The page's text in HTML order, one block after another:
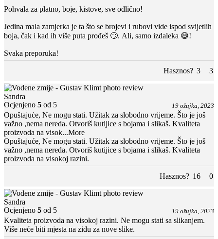
Pohvala za platno, boje, kistove, sve odlično!
Jedina mala zamjerka je ta što se brojevi i rubovi vide ispod svijetlih
boja, čak i kad ih više puta prođeš 🙄. Ali, samo izdaleka 😄!
Svaka preporuka!
Hasznos? 3 3
Sandra
Ocjenjeno 5 od 5 19 ožujka, 2023
Opuštajuće, Ne mogu stati. Užitak za slobodno vrijeme. Što je još
važno ,nema nereda. Otvoriš kutijice s bojama i slikaš. Kvaliteta
proizvoda na visok...More
Opuštajuće, Ne mogu stati. Užitak za slobodno vrijeme. Što je još
važno ,nema nereda. Otvoriš kutijice s bojama i slikaš. Kvaliteta
proizvoda na visokoj razini.
Hasznos? 16 0
Sandra
Ocjenjeno 5 od 5 19 ožujka, 2023
Kvaliteta proizvoda na visokoj razini. Ne mogu stati sa slikanjem.
Više neće biti mjesta na zidu za nove slike.